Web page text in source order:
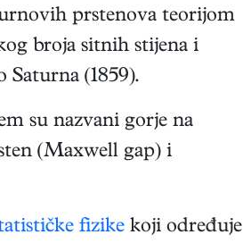
prstenova teorijom
broja sitnih stijena i
Saturna (1859).
su nazvani gorje na
(Maxwell gap) i
fizike koji određuje